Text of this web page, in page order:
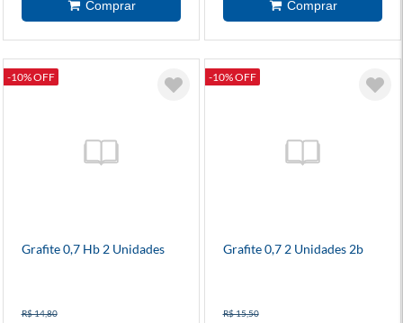
-10% OFF
Grafite 0,7 Hb 2 Unidades
R$ 14,80
-10% OFF
Grafite 0,7 2 Unidades 2b
R$ 15,50